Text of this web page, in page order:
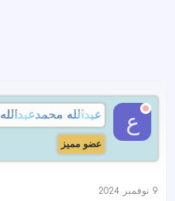
ع عبدالله محمدعبدالله
عضو مميز
9 نوفمبر 2024